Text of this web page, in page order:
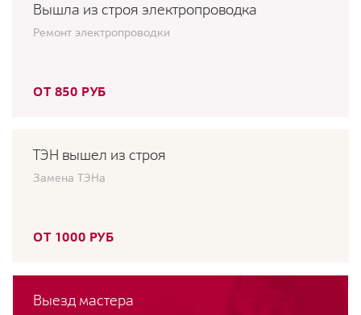
Вышла из строя электропроводка
Ремонт электропроводки
ОТ 850 РУБ
ТЭН вышел из строя
Замена ТЭНа
ОТ 1000 РУБ
Выезд мастера